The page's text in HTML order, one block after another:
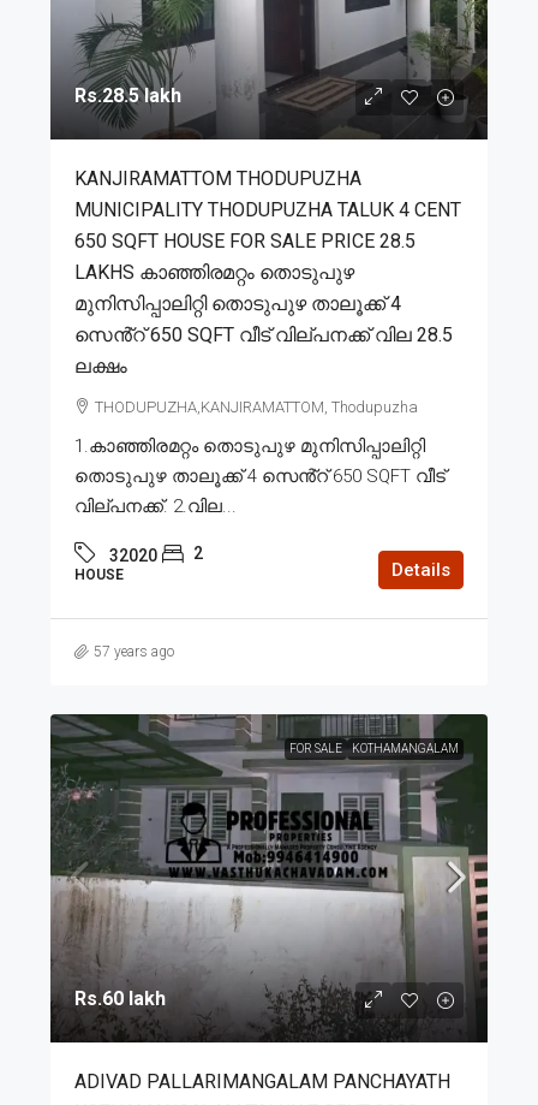
Rs.28.5 lakh
KANJIRAMATTOM THODUPUZHA
MUNICIPALITY THODUPUZHA TALUK 4 CENT
650 SQFT HOUSE FOR SALE PRICE 28.5
LAKHS കാഞ്ഞിരമറ്റം തൊടുപുഴ
മുനിസിപ്പാലിറ്റി തൊടുപുഴ താലൂക്ക് 4
സെൻ്റ് 650 SQFT വീട് വില്പനക്ക് വില 28.5
ലക്ഷം
THODUPUZHA,KANJIRAMATTOM, Thodupuzha
1.കാഞ്ഞിരമറ്റം തൊടുപുഴ മുനിസിപ്പാലിറ്റി
തൊടുപുഴ താലൂക്ക് 4 സെൻ്റ് 650 SQFT വീട്
വില്പനക്ക്. 2.വില...
32020 2
HOUSE Details
57 years ago
FOR SALE KOTHAMANGALAM
Rs.60 lakh
ADIVAD PALLARIMANGALAM PANCHAYATH